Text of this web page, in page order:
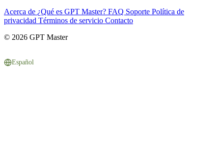
Acerca de ¿Qué es GPT Master? FAQ Soporte Política de
privacidad Términos de servicio Contacto
© 2026 GPT Master
Español